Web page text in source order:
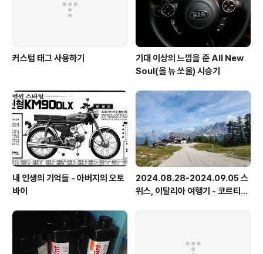
커스텀 태그 사용하기
기대 이상의 느낌을 준 All New
Soul(올 뉴 쏘울) 시승기
내 인생의 기억들 - 아버지의 오토
바이
2024.08.28-2024.09.05 스
위스, 이탈리아 여행기 - 코르티나